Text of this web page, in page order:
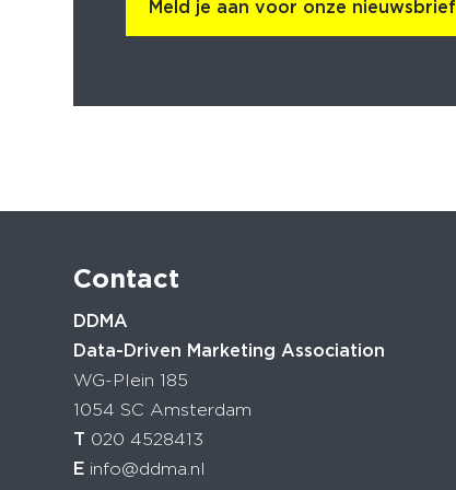
Meld je aan voor onze nieuwsbrief
Contact
DDMA
Data-Driven Marketing Association
WG-Plein 185
1054 SC Amsterdam
T 020 4528413
E info@ddma.nl